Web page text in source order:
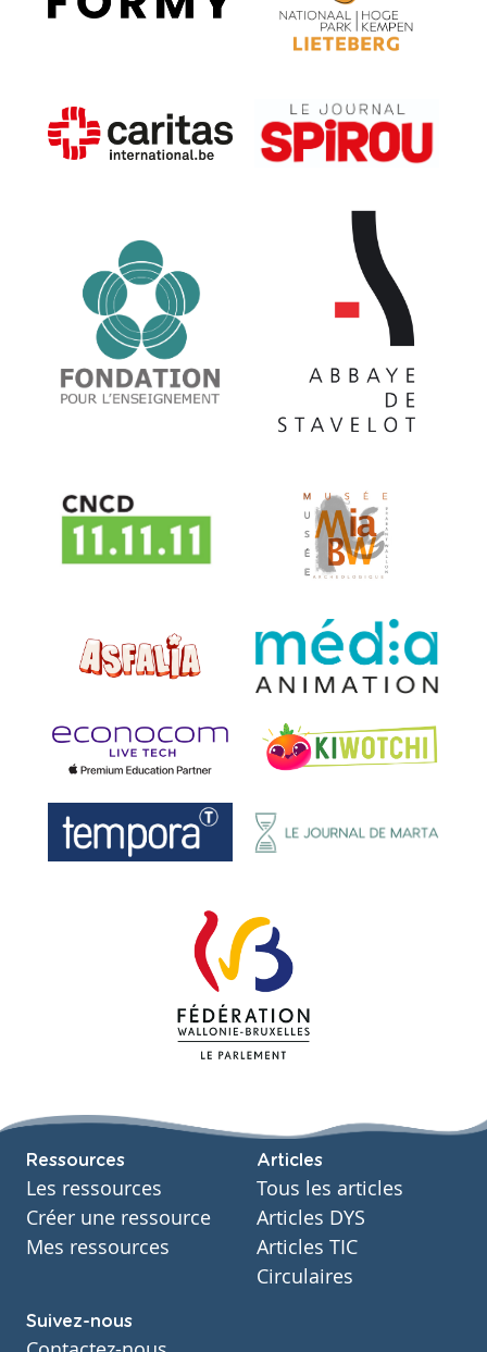
Ressources
Les ressources
Créer une ressource
Mes ressources
Articles
Tous les articles
Articles DYS
Articles TIC
Circulaires
Suivez-nous